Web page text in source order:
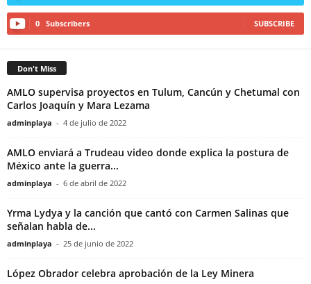
0 Subscribers SUBSCRIBE
Don't Miss
AMLO supervisa proyectos en Tulum, Cancún y Chetumal con
Carlos Joaquín y Mara Lezama
adminplaya - 4 de julio de 2022
AMLO enviará a Trudeau video donde explica la postura de
México ante la guerra...
adminplaya - 6 de abril de 2022
Yrma Lydya y la canción que cantó con Carmen Salinas que
señalan habla de...
adminplaya - 25 de junio de 2022
López Obrador celebra aprobación de la Ley Minera